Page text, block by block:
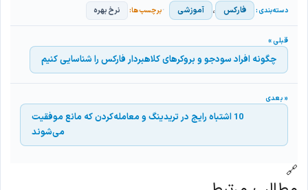
فارکس ، آموزشی نرخ بهره
چگونه افراد سودجو و بروکرهای کلاهبردار فارکس را شناسایی کنیم
10 اشتباه رایج در ترید‌ینگ و معامله‌کردن که مانع موفقیت
می‌شوند
🔗